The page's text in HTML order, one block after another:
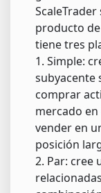
producto
tiene tres
1. Simple:
subyacente
comprar
mercado
vender en
posición
2. Par: cree